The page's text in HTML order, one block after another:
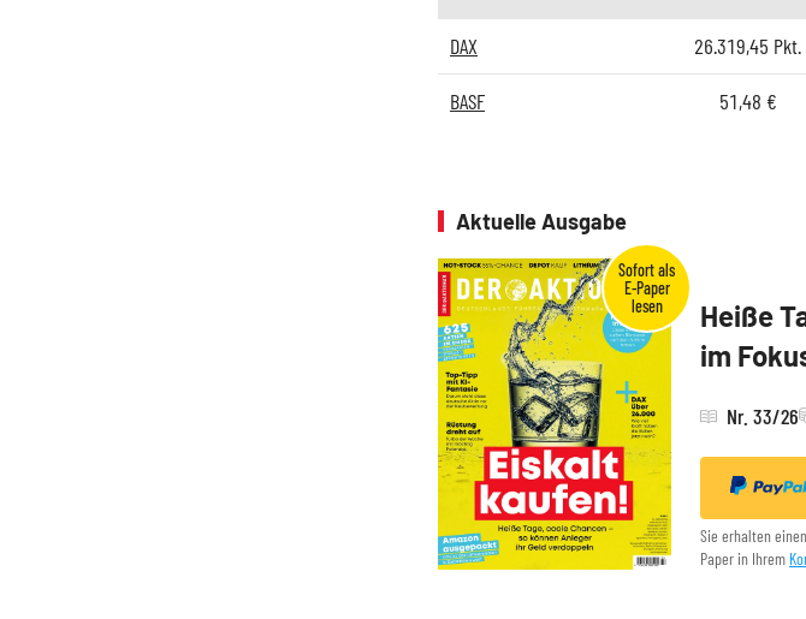
DAX 26.319,45 Pkt.
BASF 51,48 €
Aktuelle Ausgabe
Heiße
im
Nr. 33/26
Sie erhalten
Paper in Ihrem